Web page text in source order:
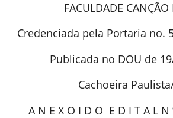
FACULDADE
Credenciada pela Portaria no.
Publicada no DOU de
Cachoeira
A N E X O I D O E D I T A L N